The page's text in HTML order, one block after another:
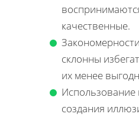
качественные.
склонны
их менее
Использование
создания